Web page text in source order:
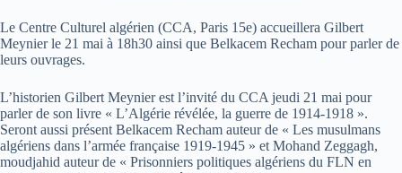
Le Centre Culturel algérien (CCA, Paris 15e) accueillera Gilbert
Meynier le 21 mai à 18h30 ainsi que Belkacem Recham pour parler de
leurs ouvrages.
L’historien Gilbert Meynier est l’invité du CCA jeudi 21 mai pour
parler de son livre « L’Algérie révélée, la guerre de 1914-1918 ».
Seront aussi présent Belkacem Recham auteur de « Les musulmans
algériens dans l’armée française 1919-1945 » et Mohand Zeggagh,
moudjahid auteur de « Prisonniers politiques algériens du FLN en